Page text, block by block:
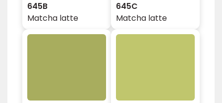
645B
Matcha latte
645C
Matcha latte